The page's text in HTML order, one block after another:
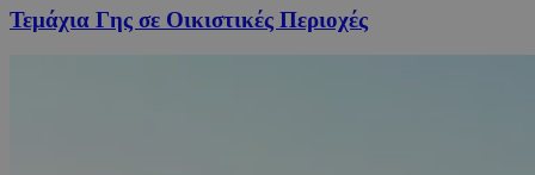
Τεμάχια Γης σε Οικιστικές Περιοχές